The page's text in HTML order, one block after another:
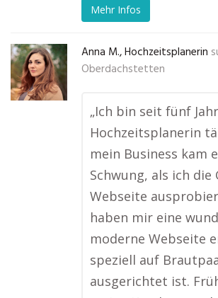
Mehr Infos
Anna M., Hochzeitsplanerin
Oberdachstetten
„Ich bin seit fünf
Hochzeitsplanerin
mein Business kam
Schwung, als ich die
Webseite
haben mir eine
moderne Webseite
speziell auf
ausgerichtet ist.